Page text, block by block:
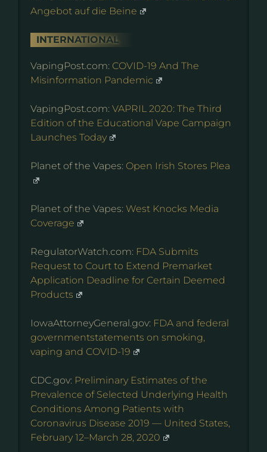
Angebot auf die Beine
INTERNATIONAL
VapingPost.com: COVID-19 And The
Misinformation Pandemic
VapingPost.com: VAPRIL 2020: The Third
Edition of the Educational Vape Campaign
Launches Today
Planet of the Vapes: Open Irish Stores Plea
Planet of the Vapes: West Knocks Media
Coverage
RegulatorWatch.com: FDA Submits
Request to Court to Extend Premarket
Application Deadline for Certain Deemed
Products
IowaAttorneyGeneral.gov: FDA and federal
governmentstatements on smoking,
vaping and COVID-19
CDC.gov: Preliminary Estimates of the
Prevalence of Selected Underlying Health
Conditions Among Patients with
Coronavirus Disease 2019 — United States,
February 12–March 28, 2020